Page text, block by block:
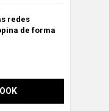
redes
de forma